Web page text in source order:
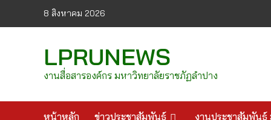
8 สิงหาคม 2026
LPRUNEWS
งานสื่อสารองค์กร มหาวิทยาลัยราชภัฏลำปาง
หน้าหลัก ข่าวประชาสัมพันธ์ งานประชาสัมพันธ์